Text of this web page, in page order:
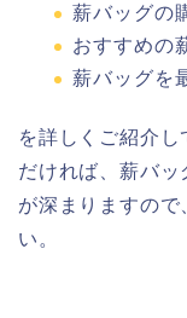
薪バッグの
おすすめの
薪バッグを
を詳しくご紹介
だければ、薪バ
が深まりますので
い。